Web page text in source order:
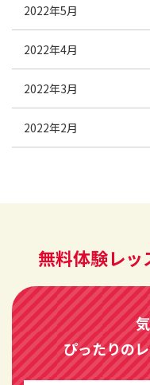
2022年5月
2022年4月
2022年3月
2022年2月
無料体験レッ
ぴったりの